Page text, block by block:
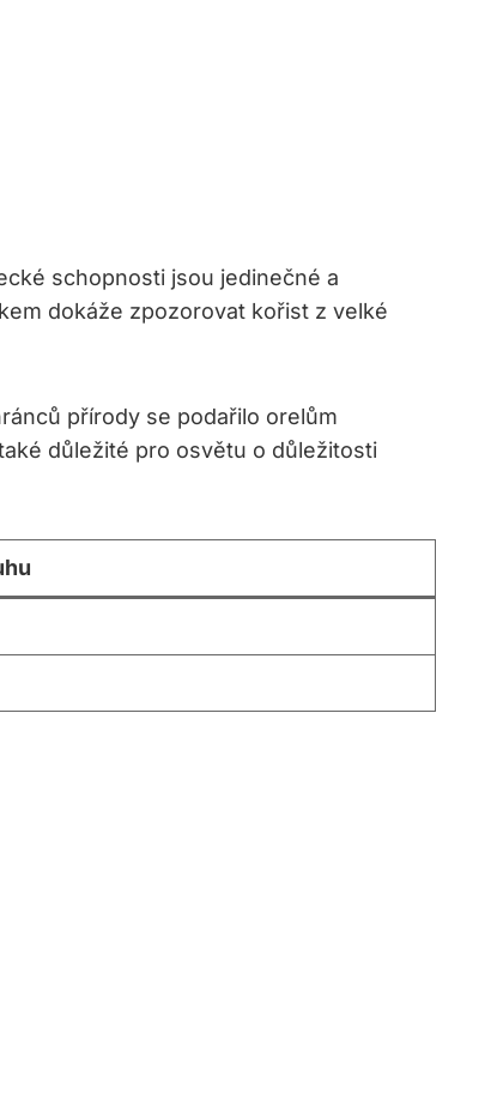
schopnosti jsou jedinečné a
dokáže zpozorovat kořist z velké
přírody se podařilo orelům
důležité pro osvětu o důležitosti